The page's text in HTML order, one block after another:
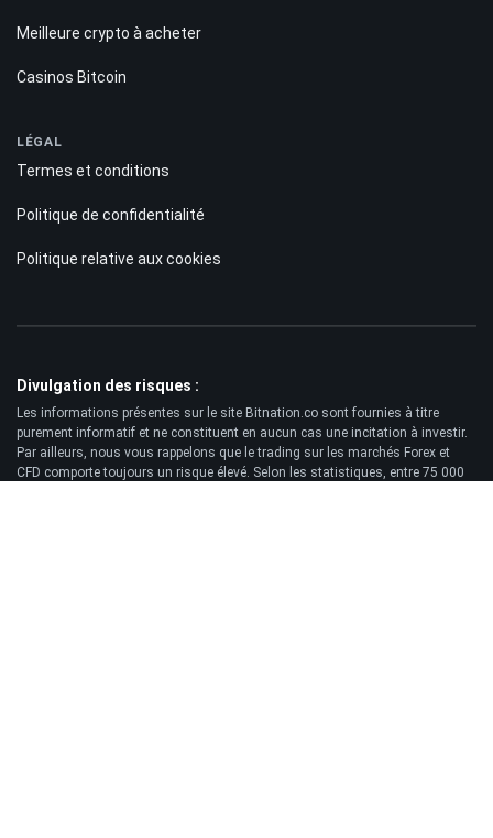
Meilleure crypto à acheter
Casinos Bitcoin
LÉGAL
Termes et conditions
Politique de confidentialité
Politique relative aux cookies
Divulgation des risques :
Les informations présentes sur le site Bitnation.co sont fournies à titre
purement informatif et ne constituent en aucun cas une incitation à investir.
Par ailleurs, nous vous rappelons que le trading sur les marchés Forex et
CFD comporte toujours un risque élevé. Selon les statistiques, entre 75 000